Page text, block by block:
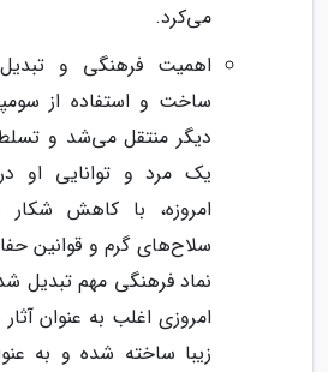
می‌کرد.
اهمیت فرهنگی و
ساخت و استفاده از
دیگر منتقل می‌شد و تسلط
یک مرد و توانایی او
امروزه، با کاهش
سلاح‌های گرم و قوانین
نماد فرهنگی مهم
امروزی اغلب به عنوان
زیبا ساخته شده و به